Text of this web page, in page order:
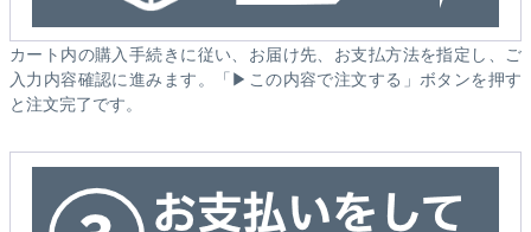
カート内の購入手続きに従い、お届け先、お支払方法を指定し、ご
入力内容確認に進みます。「▶この内容で注文する」ボタンを押す
と注文完了です。